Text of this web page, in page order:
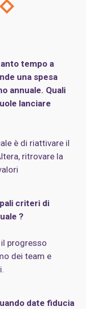
tempo a
una spesa
annuale. Quali
lanciare
è di riattivare il
ritrovare la
criteri di
?
progresso
dei team e
date fiducia